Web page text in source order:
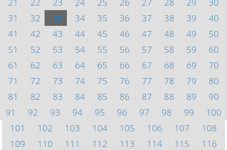
31
32 33 34 35 36 37 38 39
40
41
42 43 44 45 46 47 48 49
50
51
52 53 54 55 56 57 58 59
60
61
62 63 64 65 66 67 68 69
70
71
72 73 74 75 76 77 78 79
80
81
82 83 84 85 86 87 88 89
90
91
92 93 94 95 96 97 98 99
100
101
102 103 104 105 106 107
108
109
110 111 112 113 114 115
116